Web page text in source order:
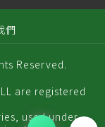
們
Reserved.
are registered
used under